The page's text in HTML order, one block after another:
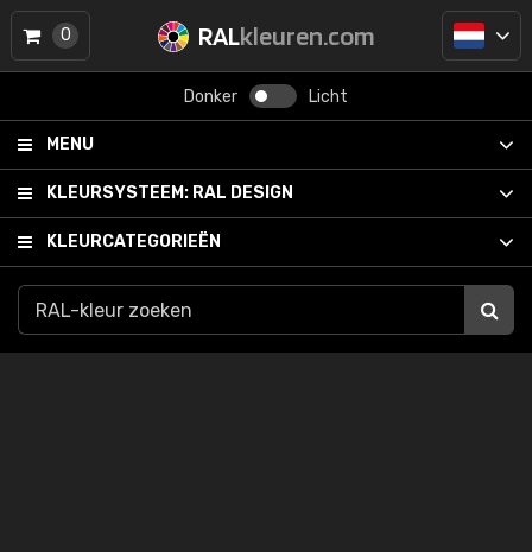
RALkleuren.com
Donker Licht
MENU
KLEURSYSTEEM: RAL DESIGN
KLEURCATEGORIEËN
0